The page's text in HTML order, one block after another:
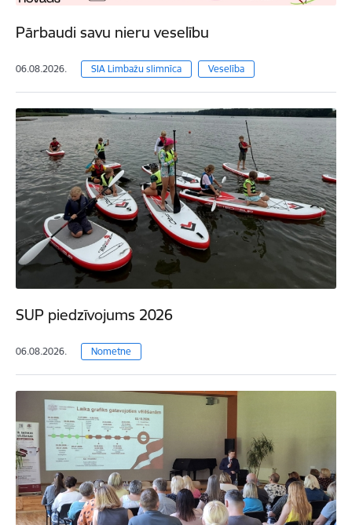
Pārbaudi savu nieru veselību
06.08.2026. SIA Limbažu slimnīca Veselība
SUP piedzīvojums 2026
06.08.2026. Nometne